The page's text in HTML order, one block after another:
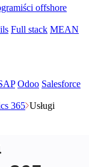
offshore
Full stack MEAN
Odoo Salesforce
365 Usługi